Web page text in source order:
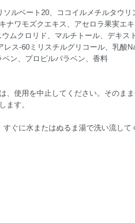
ルベート20、ココイルメチルタウリ
ワモズクエキス、アセロラ果実エ
ムクロリド、マルチトール、デキス
ス-60ミリスチルグリコール、乳酸
ン、プロピルパラベン、香料
、使用を中止してください。そのま
ます。
ぐに水またはぬるま湯で洗い流して